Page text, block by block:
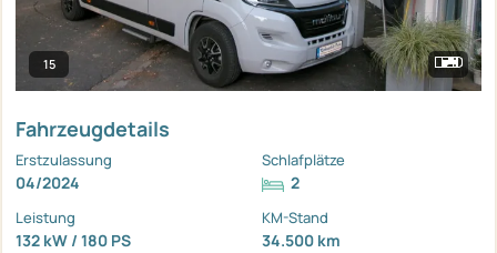
15
Fahrzeugdetails
Erstzulassung
04/2024
Schlafplätze
2
Leistung
132 kW / 180 PS
KM-Stand
34.500 km